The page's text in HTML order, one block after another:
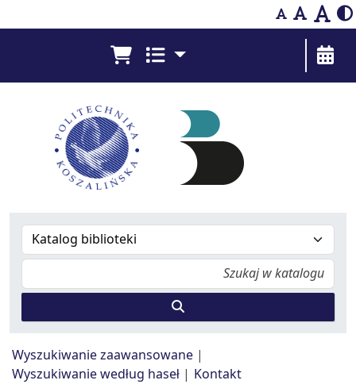
Bibliografia Prac Pracowników - Biblioteka
Wyszukiwanie zaawansowane
Wyszukiwanie według haseł
Kontakt